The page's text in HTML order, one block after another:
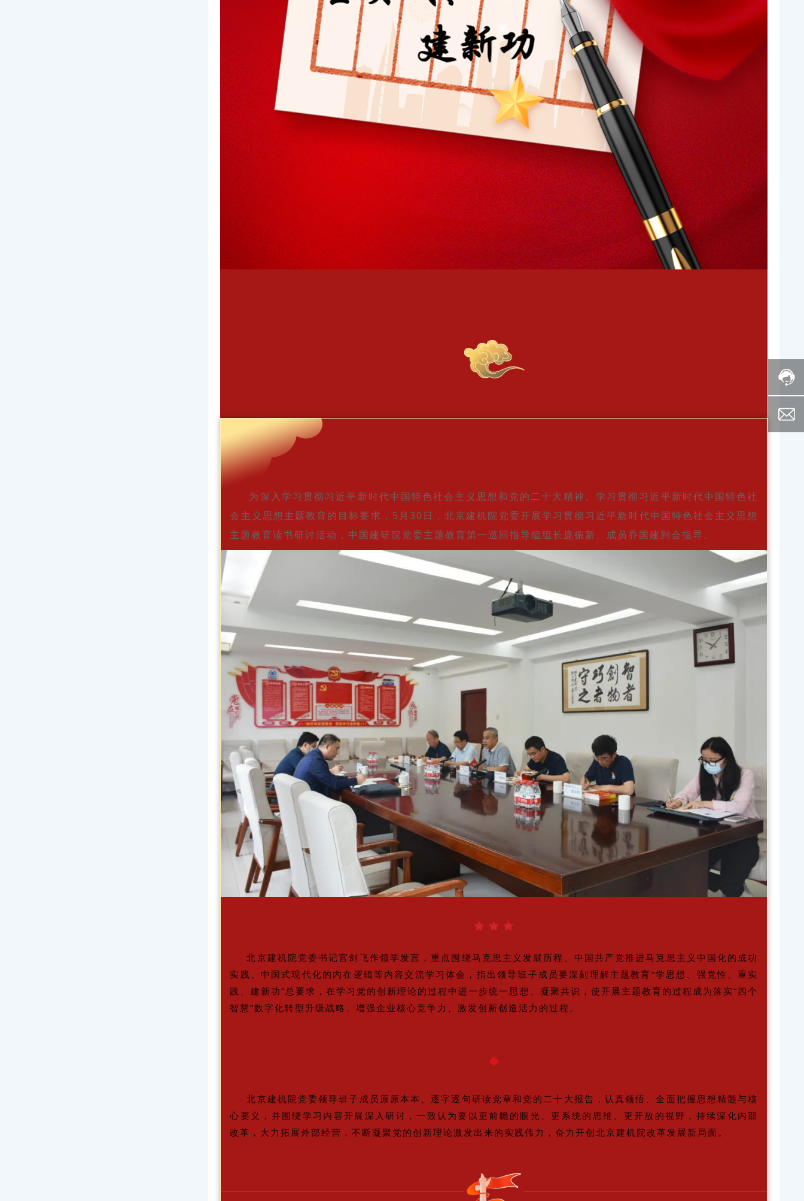
为深入学习贯彻习近平新时代中国特色社会主义思想和党的二十大精神、学习贯彻习近平新时代中国特色社
会主义思想主题教育的目标要求，5月30日，北京建机院党委开展学习贯彻习近平新时代中国特色社会主义思想
主题教育读书研讨活动，中国建研院党委主题教育第一巡回指导组组长庞振新、成员乔国建到会指导。
北京建机院党委书记宫剑飞作领学发言，重点围绕马克思主义发展历程、中国共产党推进马克思主义中国化的成功
实践、中国式现代化的内在逻辑等内容交流学习体会，指出领导班子成员要深刻理解主题教育“学思想、强党性、重实
践、建新功”总要求，在学习党的创新理论的过程中进一步统一思想、凝聚共识，使开展主题教育的过程成为落实“四个
智慧”数字化转型升级战略、增强企业核心竞争力、激发创新创造活力的过程。
北京建机院党委领导班子成员原原本本、逐字逐句研读党章和党的二十大报告，认真领悟、全面把握思想精髓与核
心要义，并围绕学习内容开展深入研讨，一致认为要以更前瞻的眼光、更系统的思维、更开放的视野，持续深化内部
改革，大力拓展外部经营，不断凝聚党的创新理论激发出来的实践伟力，奋力开创北京建机院改革发展新局面。